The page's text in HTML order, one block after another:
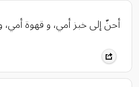
‏‎أحنّ إلى خبز أمي، و قهوة أمي، و لمسة أمي، و تكبر فيَّ الطفولة يوما على صدر يومِ